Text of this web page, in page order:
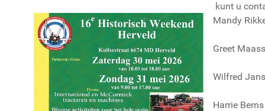
kunt u
Mandy
Greet
Wilfred
Harrie